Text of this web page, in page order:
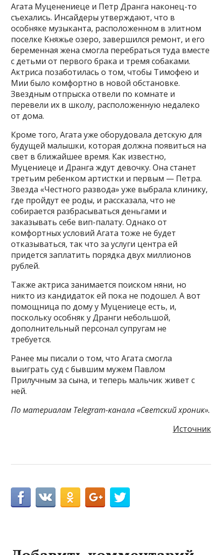
Агата Муценениеце и Петр Дранга наконец-то
съехались. Инсайдеры утверждают, что в
особняке музыканта, расположенном в элитном
поселке Княжье озеро, завершился ремонт, и его
беременная жена смогла перебраться туда вместе
с детьми от первого брака и тремя собаками.
Актриса позаботилась о том, чтобы Тимофею и
Мии было комфортно в новой обстановке.
Звездным отпрыска отвели по комнате и
перевели их в школу, расположенную недалеко
от дома.
Кроме того, Агата уже оборудовала детскую для
будущей малышки, которая должна появиться на
свет в ближайшее время. Как известно,
Муцениеце и Дранга ждут девочку. Она станет
третьим ребенком артистки и первым — Петра.
Звезда «Честного развода» уже выбрала клинику,
где пройдут ее роды, и рассказала, что не
собирается разбрасываться деньгами и
заказывать себе вип-палату. Однако от
комфортных условий Агата тоже не будет
отказываться, так что за услуги центра ей
придется заплатить порядка двух миллионов
рублей.
Также актриса занимается поиском няни, но
никто из кандидаток ей пока не подошел. А вот
помощница по дому у Муцениеце есть, и,
поскольку особняк у Дранги небольшой,
дополнительный персонал супругам не
требуется.
Ранее мы писали о том, что Агата смогла
выиграть суд с бывшим мужем Павлом
Прилучным за сына, и теперь мальчик живет с
ней.
По материалам Telegram-канала «Светский хроник».
Источник